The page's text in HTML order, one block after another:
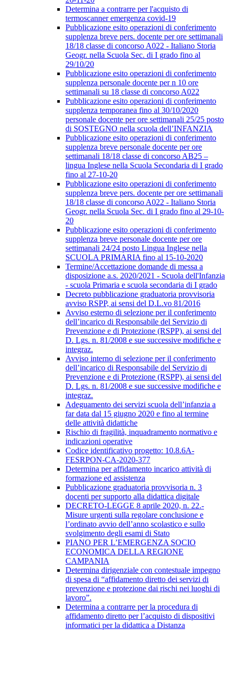
Determina a contrarre per l'acquisto di
termoscanner emergenza covid-19
Pubblicazione esito operazioni di conferimento
supplenza breve pers. docente per ore settimanali
18/18 classe di concorso A022 - Italiano Storia
Geogr. nella Scuola Sec. di I grado fino al
29/10/20
Pubblicazione esito operazioni di conferimento
supplenza personale docente per n 10 ore
settimanali su 18 classe di concorso A022
Pubblicazione esito operazioni di conferimento
supplenza temporanea fino al 30/10/2020
personale docente per ore settimanali 25/25 posto
di SOSTEGNO nella scuola dell’INFANZIA
Pubblicazione esito operazioni di conferimento
supplenza breve personale docente per ore
settimanali 18/18 classe di concorso AB25 –
lingua Inglese nella Scuola Secondaria di I grado
fino al 27-10-20
Pubblicazione esito operazioni di conferimento
supplenza breve pers. docente per ore settimanali
18/18 classe di concorso A022 - Italiano Storia
Geogr. nella Scuola Sec. di I grado fino al 29-10-
20
Pubblicazione esito operazioni di conferimento
supplenza breve personale docente per ore
settimanali 24/24 posto Lingua Inglese nella
SCUOLA PRIMARIA fino al 15-10-2020
Termine/Accettazione domande di messa a
disposizione a.s. 2020/2021 - Scuola dell'Infanzia
- scuola Primaria e scuola secondaria di I grado
Decreto pubblicazione graduatoria provvisoria
avviso RSPP, ai sensi del D.L.vo 81/2016
Avviso esterno di selezione per il conferimento
dell’incarico di Responsabile del Servizio di
Prevenzione e di Protezione (RSPP), ai sensi del
D. Lgs. n. 81/2008 e sue successive modifiche e
integraz.
Avviso interno di selezione per il conferimento
dell’incarico di Responsabile del Servizio di
Prevenzione e di Protezione (RSPP), ai sensi del
D. Lgs. n. 81/2008 e sue successive modifiche e
integraz.
Adeguamento dei servizi scuola dell’infanzia a
far data dal 15 giugno 2020 e fino al termine
delle attività didattiche
Rischio di fragilità, inquadramento normativo e
indicazioni operative
Codice identificativo progetto: 10.8.6A-
FESRPON-CA-2020-377
Determina per affidamento incarico attività di
formazione ed assistenza
Pubblicazione graduatoria provvisoria n. 3
docenti per supporto alla didattica digitale
DECRETO-LEGGE 8 aprile 2020, n. 22.-
Misure urgenti sulla regolare conclusione e
l’ordinato avvio dell’anno scolastico e sullo
svolgimento degli esami di Stato
PIANO PER L’EMERGENZA SOCIO
ECONOMICA DELLA REGIONE
CAMPANIA
Determina dirigenziale con contestuale impegno
di spesa di “affidamento diretto dei servizi di
prevenzione e protezione dai rischi nei luoghi di
lavoro”.
Determina a contrarre per la procedura di
affidamento diretto per l’acquisto di dispositivi
informatici per la didattica a Distanza